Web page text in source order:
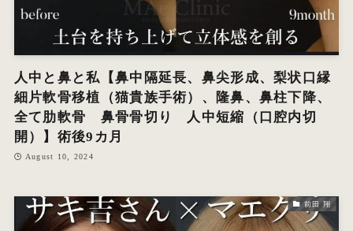
人中と鼻と私【鼻中隔延長、鼻尖形成、梨状口縁
細片軟骨移植（猫貴族手術）、隆鼻、鼻柱下降、
全て肋軟骨 鼻骨骨切り 人中短縮（口腔内切
開）】術後9カ月
August 10, 2024
前田 翔